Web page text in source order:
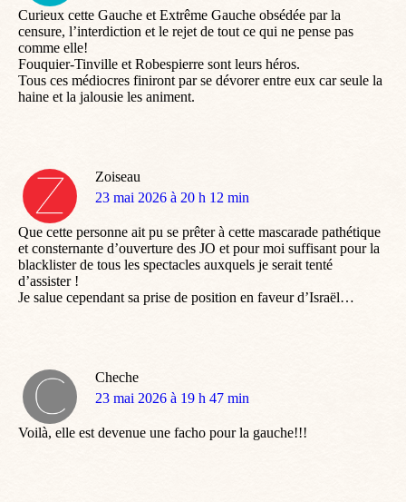
Curieux cette Gauche et Extrême Gauche obsédée par la
censure, l’interdiction et le rejet de tout ce qui ne pense pas
comme elle!
Fouquier-Tinville et Robespierre sont leurs héros.
Tous ces médiocres finiront par se dévorer entre eux car seule la
haine et la jalousie les animent.
Zoiseau
dit
23 mai 2026 à 20 h 12 min
Que cette personne ait pu se prêter à cette mascarade pathétique
et consternante d’ouverture des JO et pour moi suffisant pour la
blacklister de tous les spectacles auxquels je serait tenté
d’assister !
Je salue cependant sa prise de position en faveur d’Israël…
Cheche
dit
23 mai 2026 à 19 h 47 min
Voilà, elle est devenue une facho pour la gauche!!!